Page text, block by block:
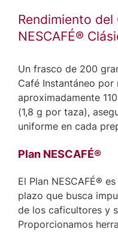
Rendimiento
NESCAFÉ®
Un frasco de 200
Café Instantáneo por
aproximadamente
(1,8 g por taza),
uniforme en cada
Plan NESCAFÉ®
El Plan NESCAFÉ®
plazo que busca
de los caficultores y
Proporcionamos